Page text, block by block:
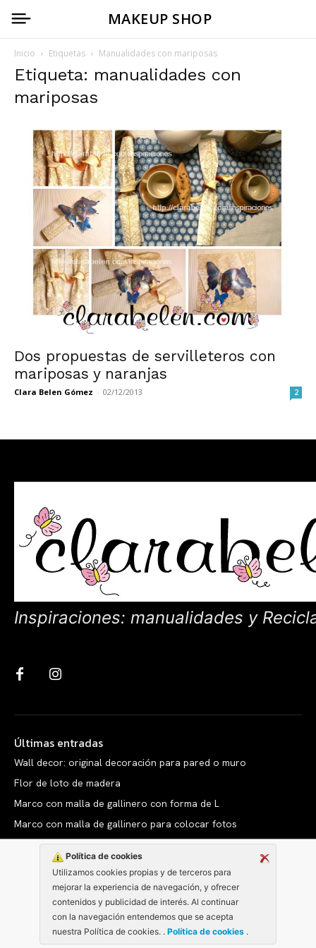
Política de cookies
Utilizamos cookies propias y de terceros para
mejorar la experiencia de navegación, y ofrecer
contenidos y publicidad de interés. Al continuar
con la navegación entendemos que se acepta
nuestra Política de cookies. . Política de cookies .
MAKEUP SHOP
Inicio Etiquetas Manualidades con mariposas
Etiqueta: manualidades con
mariposas
Dos propuestas de servilleteros con
mariposas y naranjas
Clara Belen Gómez - 02/12/2013 2
Inspiraciones: manualidades y
Últimas entradas
Wall decor: original decoración para pared o muro
Flor de loto de madera
Marco con malla de gallinero con forma de L
Marco con malla de gallinero para colocar fotos
Copyright © clarabelen.com